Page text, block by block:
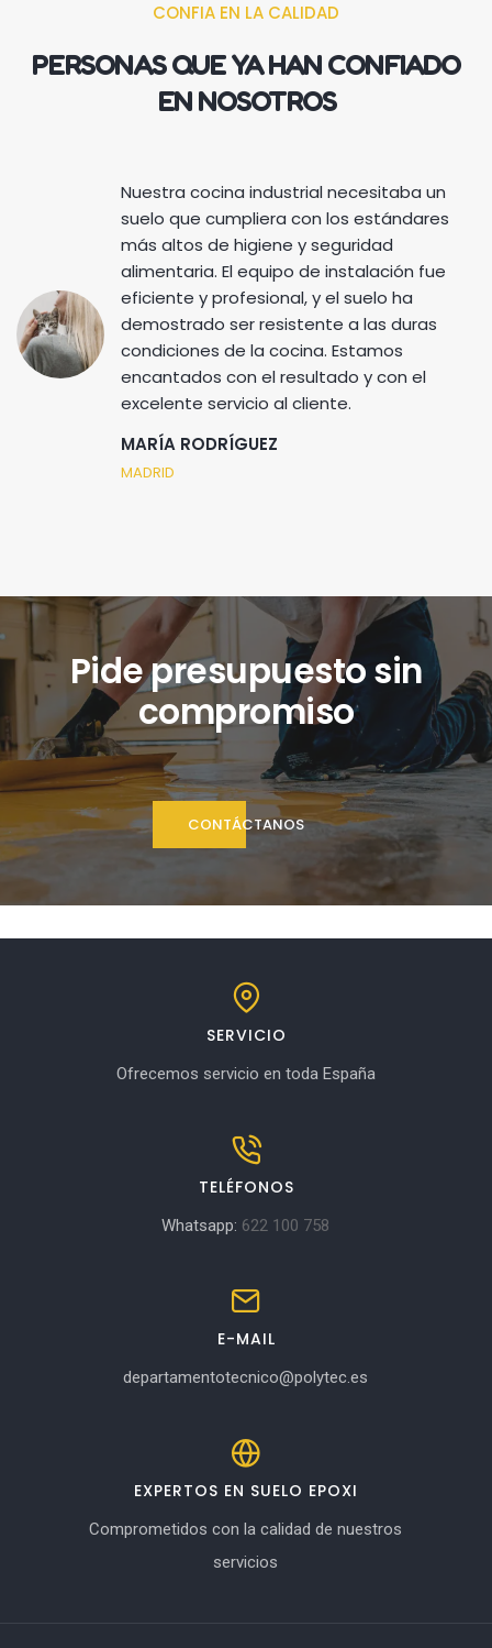
CONFIA EN LA CALIDAD
PERSONAS QUE YA HAN CONFIADO
EN NOSOTROS
Nuestra cocina industrial necesitaba un
suelo que cumpliera con los estándares
más altos de higiene y seguridad
alimentaria. El equipo de instalación fue
eficiente y profesional, y el suelo ha
demostrado ser resistente a las duras
condiciones de la cocina. Estamos
encantados con el resultado y con el
excelente servicio al cliente.
MARÍA RODRÍGUEZ
MADRID
Pide presupuesto sin
compromiso
CONTÁCTANOS
SERVICIO
Ofrecemos servicio en toda España
TELÉFONOS
Whatsapp: 622 100 758
E-MAIL
departamentotecnico@polytec.es
EXPERTOS EN SUELO EPOXI
Comprometidos con la calidad de nuestros
servicios